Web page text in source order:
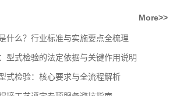
More>>
什么？行业标准与实施要点全梳理
型式检验的法定依据与关键作用说明
式检验：核心要求与全流程解析